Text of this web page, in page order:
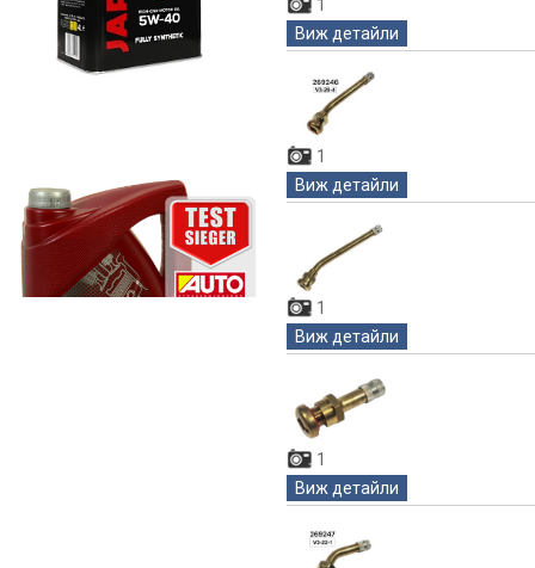
1
Виж детайли
1
Виж детайли
1
Виж детайли
1
Виж детайли